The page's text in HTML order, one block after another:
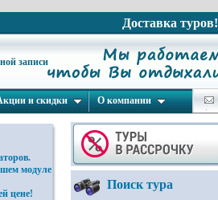
Доставка туров!
записи
и скидки О компании
модуле
цене!
Поиск тура